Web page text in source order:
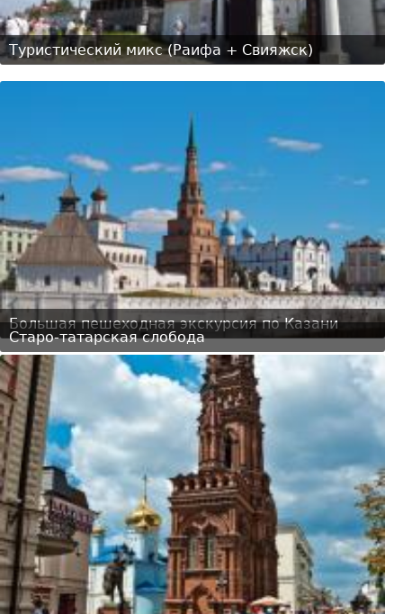
Туристический микс (Раифа + Свияжск)
Большая пешеходная экскурсия по Казани
Старо-татарская слобода